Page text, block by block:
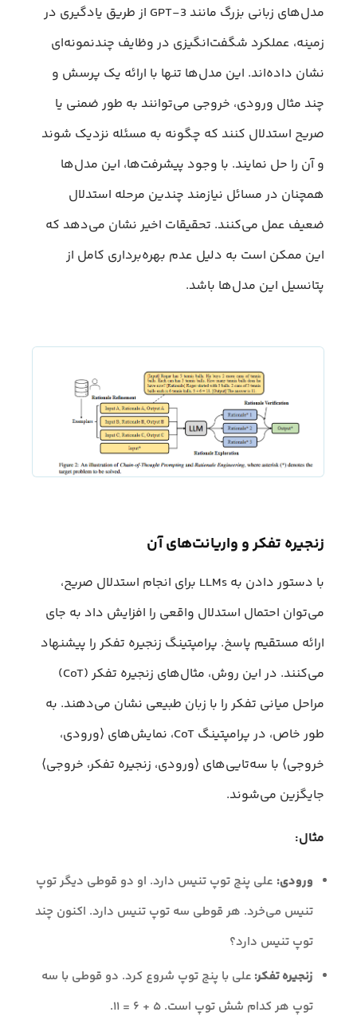
مدل‌های زبانی بزرگ مانند GPT-3 از طریق یادگیری در
زمینه، عملکرد شگفت‌انگیزی در وظایف چندنمونه‌ای
نشان داده‌اند. این مدل‌ها تنها با ارائه یک پرسش و
چند مثال ورودی، خروجی می‌توانند به طور ضمنی یا
صریح استدلال کنند که چگونه به مسئله نزدیک شوند
و آن را حل نمایند. با وجود پیشرفت‌ها، این مدل‌ها
همچنان در مسائل نیازمند چندین مرحله استدلال
ضعیف عمل می‌کنند. تحقیقات اخیر نشان می‌دهد که
این ممکن است به دلیل عدم بهره‌برداری کامل از
پتانسیل این مدل‌ها باشد.
زنجیره تفکر و واریانت‌های آن
با دستور دادن به LLMs برای انجام استدلال صریح،
می‌توان احتمال استدلال واقعی را افزایش داد به جای
ارائه مستقیم پاسخ. پرامپتینگ زنجیره تفکر را پیشنهاد
می‌کنند. در این روش، مثال‌های زنجیره تفکر (CoT)
مراحل میانی تفکر را با زبان طبیعی نشان می‌دهند. به
طور خاص، در پرامپتینگ CoT، نمایش‌های ⟨ورودی،
خروجی⟩ با سه‌تایی‌های ⟨ورودی، زنجیره تفکر، خروجی⟩
جایگزین می‌شوند.
مثال:
ورودی: علی پنج توپ تنیس دارد. او دو قوطی دیگر توپ
تنیس می‌خرد. هر قوطی سه توپ تنیس دارد. اکنون چند
توپ تنیس دارد؟
زنجیره تفکر: علی با پنج توپ شروع کرد. دو قوطی با سه
توپ هر کدام شش توپ است. ۵ + ۶ = ۱۱.